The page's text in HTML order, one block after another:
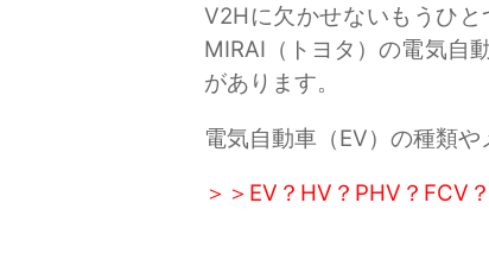
V2Hに欠かせないもうひ
MIRAI（トヨタ）の電気自
があります。
電気自動車（EV）の種類
＞＞EV？HV？PHV？FCV